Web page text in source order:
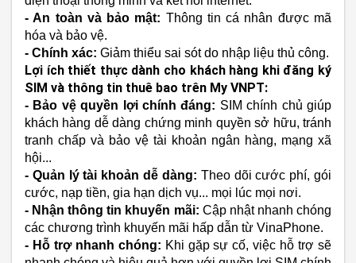
- An toàn và bảo mật: Thông tin cá nhân được mã
hóa và bảo vệ.
- Chính xác: Giảm thiểu sai sót do nhập liệu thủ công.
Lợi ích thiết thực dành cho khách hàng khi đăng ký
SIM và thông tin thuê bao trên My VNPT:
- Bảo vệ quyền lợi chính đáng: SIM chính chủ giúp
khách hàng dễ dàng chứng minh quyền sở hữu, tránh
tranh chấp và bảo vệ tài khoản ngân hàng, mạng xã
hội...
- Quản lý tài khoản dễ dàng: Theo dõi cước phí, gói
cước, nạp tiền, gia hạn dịch vụ... mọi lúc mọi nơi.
- Nhận thông tin khuyến mãi: Cập nhật nhanh chóng
các chương trình khuyến mãi hấp dẫn từ VinaPhone.
- Hỗ trợ nhanh chóng: Khi gặp sự cố, việc hỗ trợ sẽ